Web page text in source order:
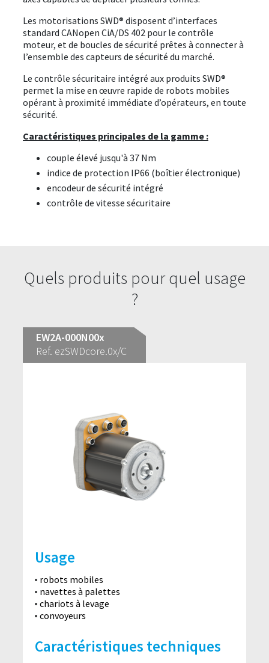
Les motorisations SWD® disposent d’interfaces
standard CANopen CiA/DS 402 pour le contrôle
moteur, et de boucles de sécurité prêtes à connecter à
l’ensemble des capteurs de sécurité du marché.
Le contrôle sécuritaire intégré aux produits SWD®
permet la mise en œuvre rapide de robots mobiles
opérant à proximité immédiate d’opérateurs, en toute
sécurité.
Caractéristiques principales de la gamme :
couple élevé jusqu'à 37 Nm
indice de protection IP66 (boîtier électronique)
encodeur de sécurité intégré
contrôle de vitesse sécuritaire
Quels produits pour quel usage
?
EW2A-000N00x
Ref. ezSWDcore.0x/C
Usage
robots mobiles
navettes à palettes
chariots à levage
convoyeurs
Caractéristiques techniques